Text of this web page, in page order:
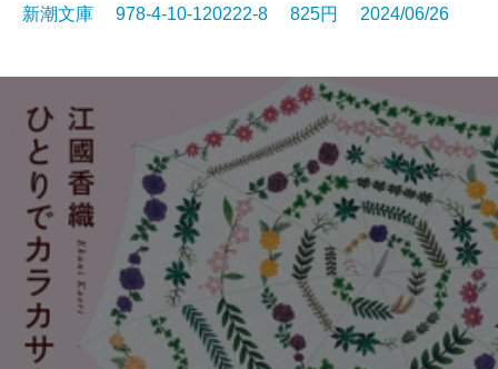
新潮文庫 978-4-10-120222-8 825円 2024/06/26